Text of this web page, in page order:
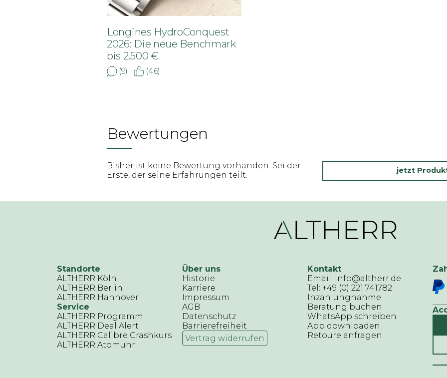
Longines HydroConquest
2026: Die neue Benchmark
bis 2.500 €
(9) (46)
Bewertungen
Bisher ist keine Bewertung vorhanden. Sei der
Erste, der seine Erfahrungen teilt.
jetzt
Standorte
ALTHERR Köln
ALTHERR Berlin
ALTHERR Hannover
Service
ALTHERR Programm
ALTHERR Deal Alert
ALTHERR Calibre Crashkurs
ALTHERR Atomuhr
Über uns
Historie
Karriere
Impressum
AGB
Datenschutz
Barrierefreiheit
Vertrag widerrufen
Kontakt
Email: info@altherr.de
Tel: +49 (0) 221 741782
Inzahlungnahme
Beratung buchen
WhatsApp schreiben
App downloaden
Retoure anfragen